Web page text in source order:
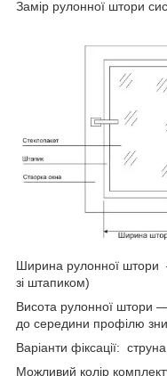
Замір рулонної штори
Ширина рулонної штори
зі штапиком)
Висота рулонної штори
до середини профілю
Варіанти фіксації:
Можливий колір